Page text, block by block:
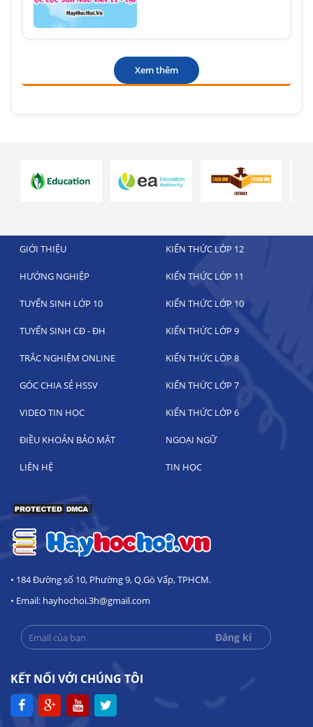
Xem thêm
GIỚI THIỆU KIẾN THỨC LỚP 12
HƯỚNG NGHIỆP KIẾN THỨC LỚP 11
TUYỂN SINH LỚP 10 KIẾN THỨC LỚP 10
TUYỂN SINH CĐ - ĐH KIẾN THỨC LỚP 9
TRẮC NGHIỆM ONLINE KIẾN THỨC LỚP 8
GÓC CHIA SẺ HSSV KIẾN THỨC LỚP 7
VIDEO TIN HỌC KIẾN THỨC LỚP 6
ĐIỀU KHOẢN BẢO MẬT NGOẠI NGỮ
LIÊN HỆ TIN HỌC
• 184 Đường số 10, Phường 9, Q.Gò Vấp, TPHCM.
• Email: hayhochoi.3h@gmail.com
KẾT NỐI VỚI CHÚNG TÔI